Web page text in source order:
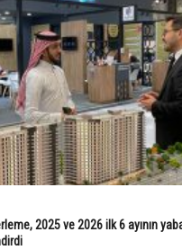
2025 ve 2026 ilk 6 ayının